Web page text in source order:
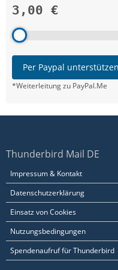
3,00 €
Per Paypal
*Weiterleitung zu PayPal.Me
Thunderbird Mail DE
Impressum & Kontakt
Datenschutzerklärung
Einsatz von Cookies
Nutzungsbedingungen
Spendenaufruf für Thunderbird